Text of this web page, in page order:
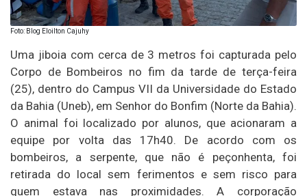
Foto: Blog Eloilton Cajuhy
Uma jiboia com cerca de 3 metros foi capturada pelo
Corpo de Bombeiros no fim da tarde de terça-feira
(25), dentro do Campus VII da Universidade do Estado
da Bahia (Uneb), em Senhor do Bonfim (Norte da Bahia).
O animal foi localizado por alunos, que acionaram a
equipe por volta das 17h40. De acordo com os
bombeiros, a serpente, que não é peçonhenta, foi
retirada do local sem ferimentos e sem risco para
quem estava nas proximidades. A corporação